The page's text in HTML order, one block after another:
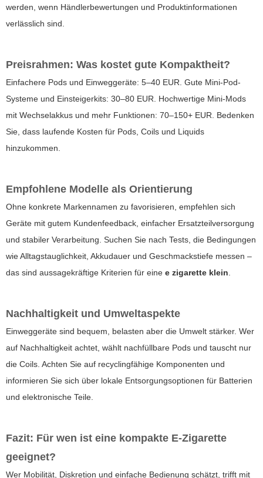
werden, wenn Händlerbewertungen und Produktinformationen
verlässlich sind.
Preisrahmen: Was kostet gute Kompaktheit?
Einfachere Pods und Einweggeräte: 5–40 EUR. Gute Mini-Pod-
Systeme und Einsteigerkits: 30–80 EUR. Hochwertige Mini-Mods
mit Wechselakkus und mehr Funktionen: 70–150+ EUR. Bedenken
Sie, dass laufende Kosten für Pods, Coils und Liquids
hinzukommen.
Empfohlene Modelle als Orientierung
Ohne konkrete Markennamen zu favorisieren, empfehlen sich
Geräte mit gutem Kundenfeedback, einfacher Ersatzteilversorgung
und stabiler Verarbeitung. Suchen Sie nach Tests, die Bedingungen
wie Alltagstauglichkeit, Akkudauer und Geschmackstiefe messen –
das sind aussagekräftige Kriterien für eine e zigarette klein
Nachhaltigkeit und Umweltaspekte
Einweggeräte sind bequem, belasten aber die Umwelt stärker. Wer
auf Nachhaltigkeit achtet, wählt nachfüllbare Pods und tauscht nur
die Coils. Achten Sie auf recyclingfähige Komponenten und
informieren Sie sich über lokale Entsorgungsoptionen für Batterien
und elektronische Teile.
Fazit: Für wen ist eine kompakte E-Zigarette
geeignet?
Wer Mobilität, Diskretion und einfache Bedienung schätzt, trifft mit